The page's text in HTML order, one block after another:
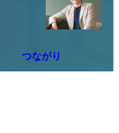
つながり